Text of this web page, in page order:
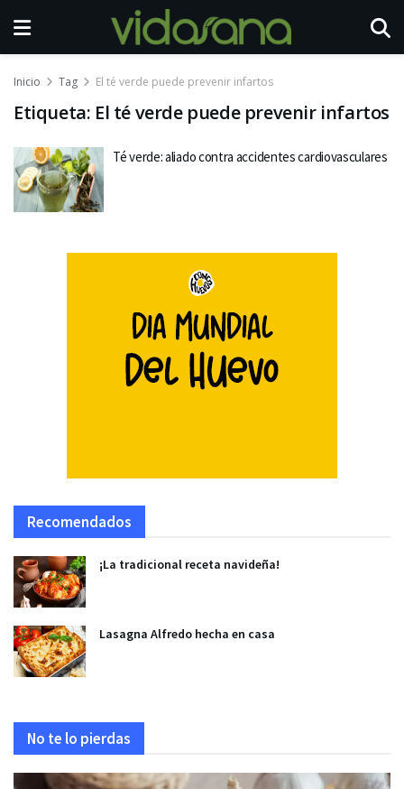
Inicio Tag El té verde puede prevenir infartos
Etiqueta: El té verde puede prevenir infartos
Té verde: aliado contra accidentes cardiovasculares
Recomendados
¡La tradicional receta navideña!
Lasagna Alfredo hecha en casa
No te lo pierdas